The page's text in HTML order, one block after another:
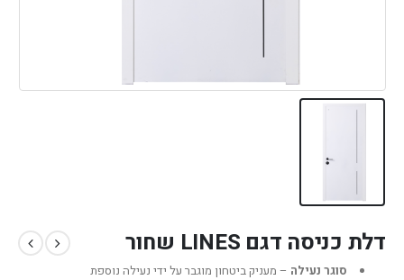
דלת כניסה דגם LINES שחור
סוגר נעילה – מעניק ביטחון מוגבר על ידי נעילה נוספת